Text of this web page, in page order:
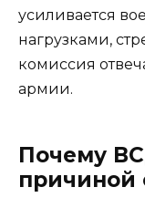
усиливается
нагрузками,
комиссия
армии.
Почему
причиной